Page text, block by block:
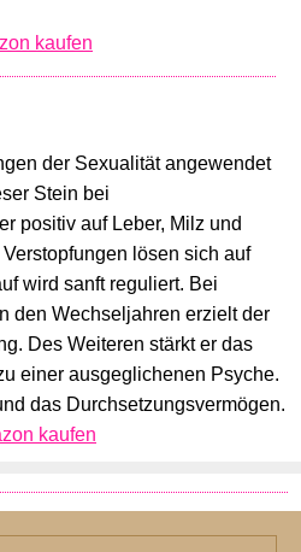
kaufen
der Sexualität angewendet
Stein bei
positiv auf Leber, Milz und
lösen sich auf
wird sanft reguliert. Bei
den Wechseljahren erzielt der
Des Weiteren stärkt er das
einer ausgeglichenen Psyche.
das Durchsetzungsvermögen.
kaufen